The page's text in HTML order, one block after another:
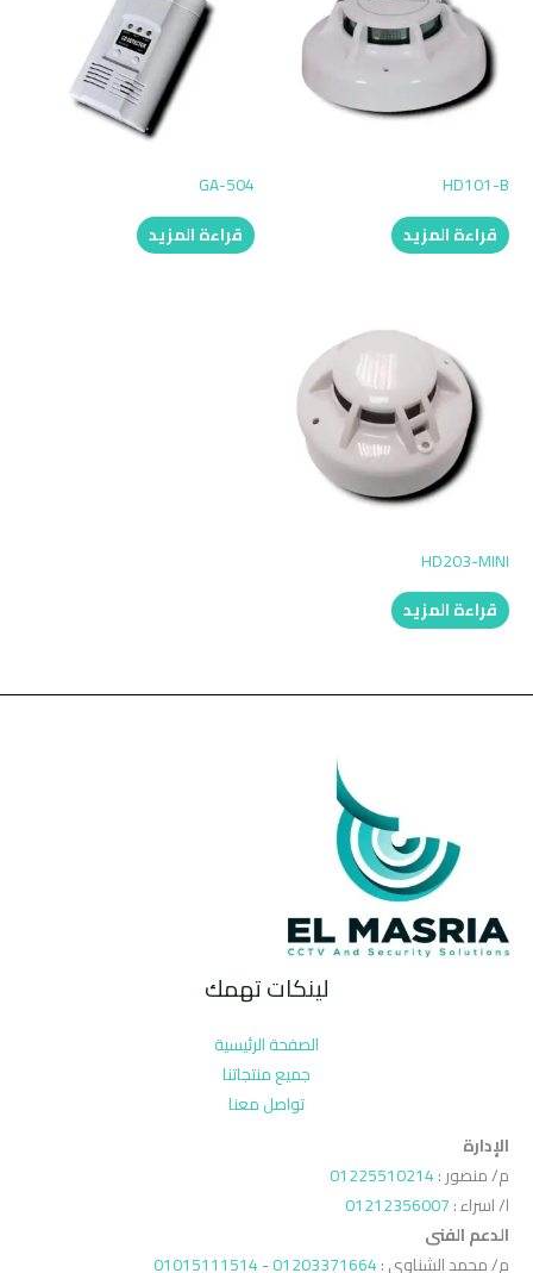
HD101-B
قراءة المزيد
GA-504
قراءة المزيد
HD203-MINI
قراءة المزيد
لينكات تهمك
الصفحة الرئيسية
جميع منتجاتنا
تواصل معنا
الإدارة
م/ منصور :01225510214
ا/ اسراء :01212356007
الدعم الفنى
م/ محمد الشناوي :01203371664
-
01015111514